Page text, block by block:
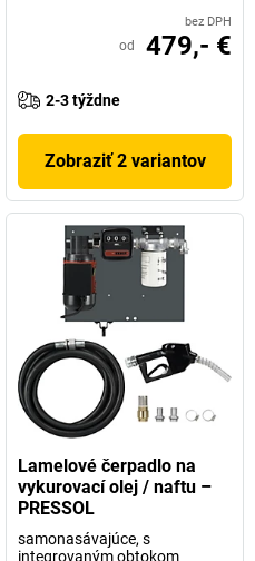
bez DPH
od 479,- €
2-3 týždne
Zobraziť 2 variantov
Lamelové čerpadlo na
vykurovací olej / naftu –
PRESSOL
samonasávajúce, s
integrovaným obtokom